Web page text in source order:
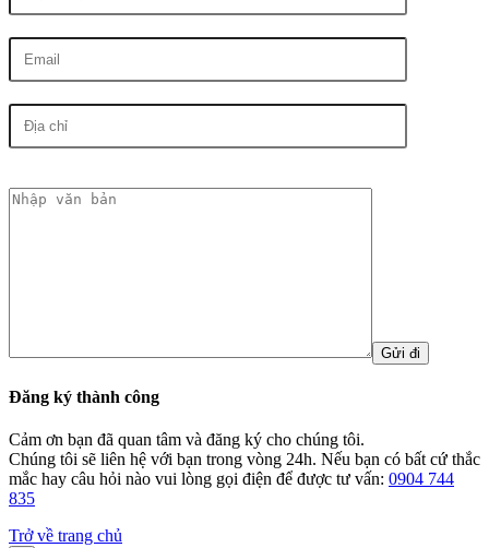
Đăng ký thành công
Cảm ơn bạn đã quan tâm và đăng ký cho chúng tôi.
Chúng tôi sẽ liên hệ với bạn trong vòng 24h. Nếu bạn có bất cứ thắc
mắc hay câu hỏi nào vui lòng gọi điện để được tư vấn: 0904 744
835
Trở về trang chủ